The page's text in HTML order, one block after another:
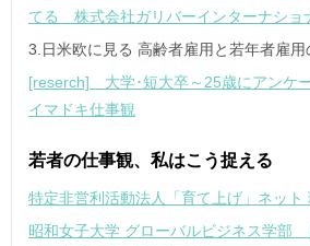
てる 株式会社ガリバーインターナショ
3.日米欧に見る 高齢者雇用と若年者雇用
[reserch] 大学･短大卒～25歳にアンケ
イマドキ仕事観
若者の仕事観、私はこう捉える
特定非営利活動法人「育て上げ」ネッ
昭和女子大学 グローバルビジネス学部